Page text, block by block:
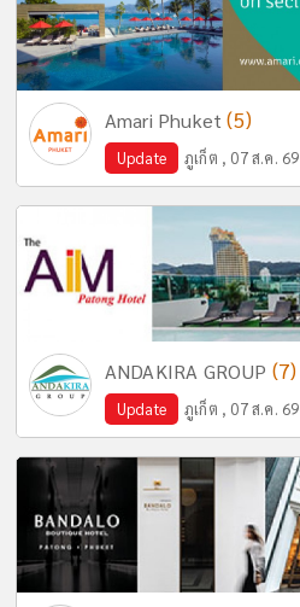
Amari Phuket(5)
Update ภูเก็ต , 07 ส.ค. 69
ANDAKIRA GROUP (7)
Update ภูเก็ต , 07 ส.ค. 69